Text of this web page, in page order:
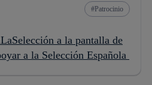
Patrocinio
a la pantalla de
a la Selección Española